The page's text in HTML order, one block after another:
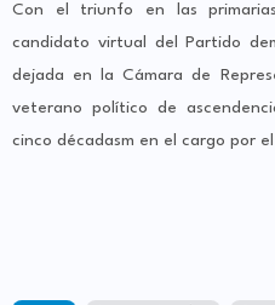
Con el triunfo en las
candidato virtual del Partido
dejada en la Cámara de
veterano político de
cinco décadasm en el cargo por